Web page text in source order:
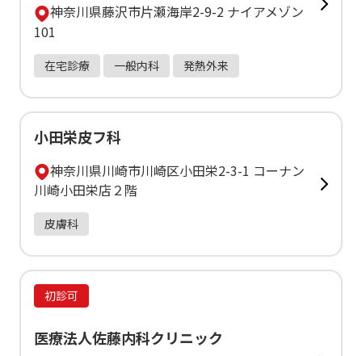
神奈川県藤沢市片瀬海岸2-9-2 ナイアメゾン
101
在宅診療 一般内科 発熱外来
小田栄皮フ科
神奈川県川崎市川崎区小田栄2-3-1 コーナン
川崎小田栄店２階
皮膚科
初診可
医療法人佐藤内科クリニック